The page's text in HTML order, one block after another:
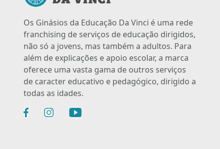
Os Ginásios da Educação Da Vinci é uma rede
franchising de serviços de educação dirigidos,
não só a jovens, mas também a adultos. Para
além de explicações e apoio escolar, a marca
oferece uma vasta gama de outros serviços
de caracter educativo e pedagógico, dirigido a
todas as idades.